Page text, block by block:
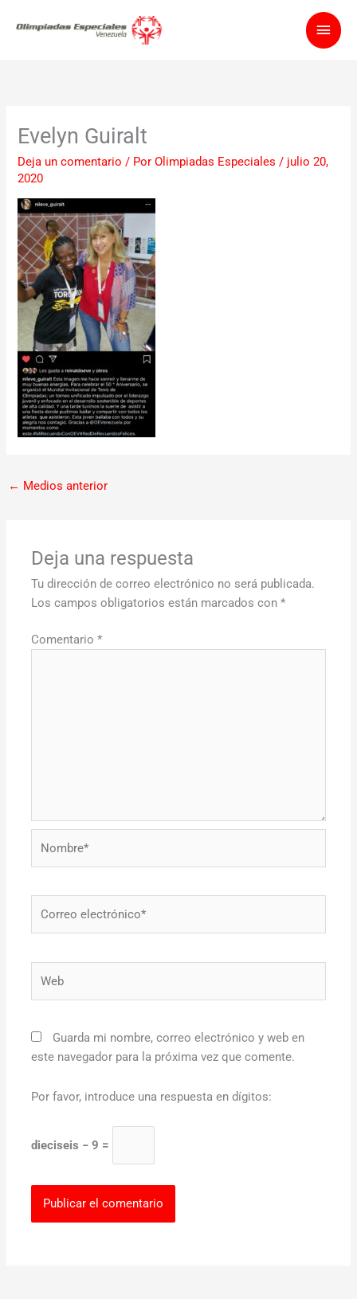
Evelyn Guiralt
Deja un comentario / PorOlimpiadas Especiales/ julio 20,
2020
← Medios anterior
Deja una respuesta
Tu dirección de correo electrónico no será publicada.
Los campos obligatorios están marcados con*
Comentario*
Guarda mi nombre, correo electrónico y web en
este navegador para la próxima vez que comente.
Por favor, introduce una respuesta en dígitos:
dieciseis − 9 =